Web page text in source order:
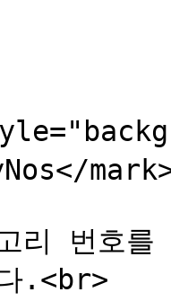
리 번호
.<br>